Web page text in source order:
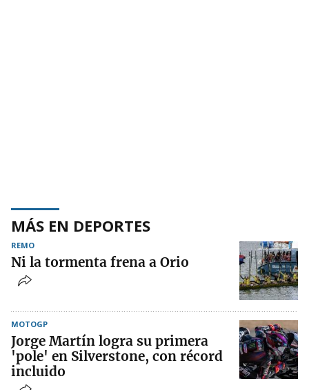
MÁS EN DEPORTES
REMO
Ni la tormenta frena a Orio
MOTOGP
Jorge Martín logra su primera
'pole' en Silverstone, con récord
incluido